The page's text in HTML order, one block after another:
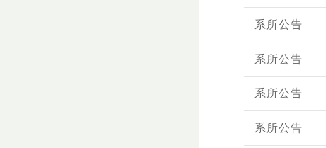
系所公告
系所公告
系所公告
系所公告